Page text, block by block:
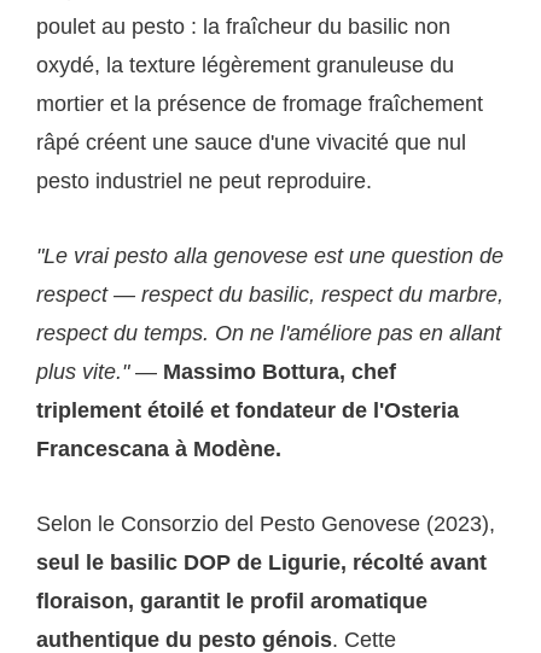
poulet au pesto : la fraîcheur du basilic non
oxydé, la texture légèrement granuleuse du
mortier et la présence de fromage fraîchement
râpé créent une sauce d'une vivacité que nul
pesto industriel ne peut reproduire.
"Le vrai pesto alla genovese est une question de
respect — respect du basilic, respect du marbre,
respect du temps. On ne l'améliore pas en allant
plus vite."— Massimo Bottura, chef
triplement étoilé et fondateur de l'Osteria
Francescana à Modène.
Selon le Consorzio del Pesto Genovese (2023),
seul le basilic DOP de Ligurie, récolté avant
floraison, garantit le profil aromatique
authentique du pesto génois. Cette